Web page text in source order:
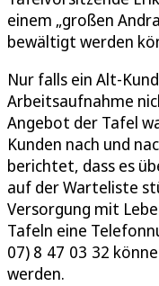
einem „großen
bewältigt werden
Nur falls ein Alt-
Arbeitsaufnahme
Angebot der Tafel
Kunden nach und
berichtet, dass es
auf der Warteliste
Versorgung mit
Tafeln eine
07) 8 47 03 32
werden.